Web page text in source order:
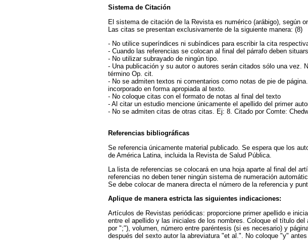
Sistema de Citación
El sistema de citación de la Revista es numérico (arábigo), según
Las citas se presentan exclusivamente de la siguiente manera: (8)
- No utilice superíndices ni subíndices para escribir la cita
- Cuando las referencias se colocan al final del párrafo deben
- No utilizar subrayado de ningún tipo.
- Una publicación y su autor o autores serán citados sólo una vez.
término Op. cit.
- No se admiten textos ni comentarios como notas de pie de
incorporado en forma apropiada al texto.
- No coloque citas con el formato de notas al final del texto
- Al citar un estudio mencione únicamente el apellido del primer
- No se admiten citas de otras citas. Ej: 8. Citado por Comte:
Referencias bibliográficas
Se referencia únicamente material publicado. Se espera que los
de América Latina, incluida la Revista de Salud Pública.
La lista de referencias se colocará en una hoja aparte al final del
referencias no deben tener ningún sistema de numeración
Se debe colocar de manera directa el número de la referencia y
Aplique de manera estricta las siguientes indicaciones:
Artículos de Revistas periódicas: proporcione primer apellido e
entre el apellido y las iniciales de los nombres. Coloque el título
por ";"), volumen, número entre paréntesis (si es necesario) y
después del sexto autor la abreviatura "et al.". No coloque "y" antes